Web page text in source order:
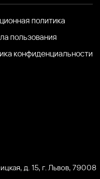
политика
пользования
конфиденциальности
д. 15, г. Львов, 79008